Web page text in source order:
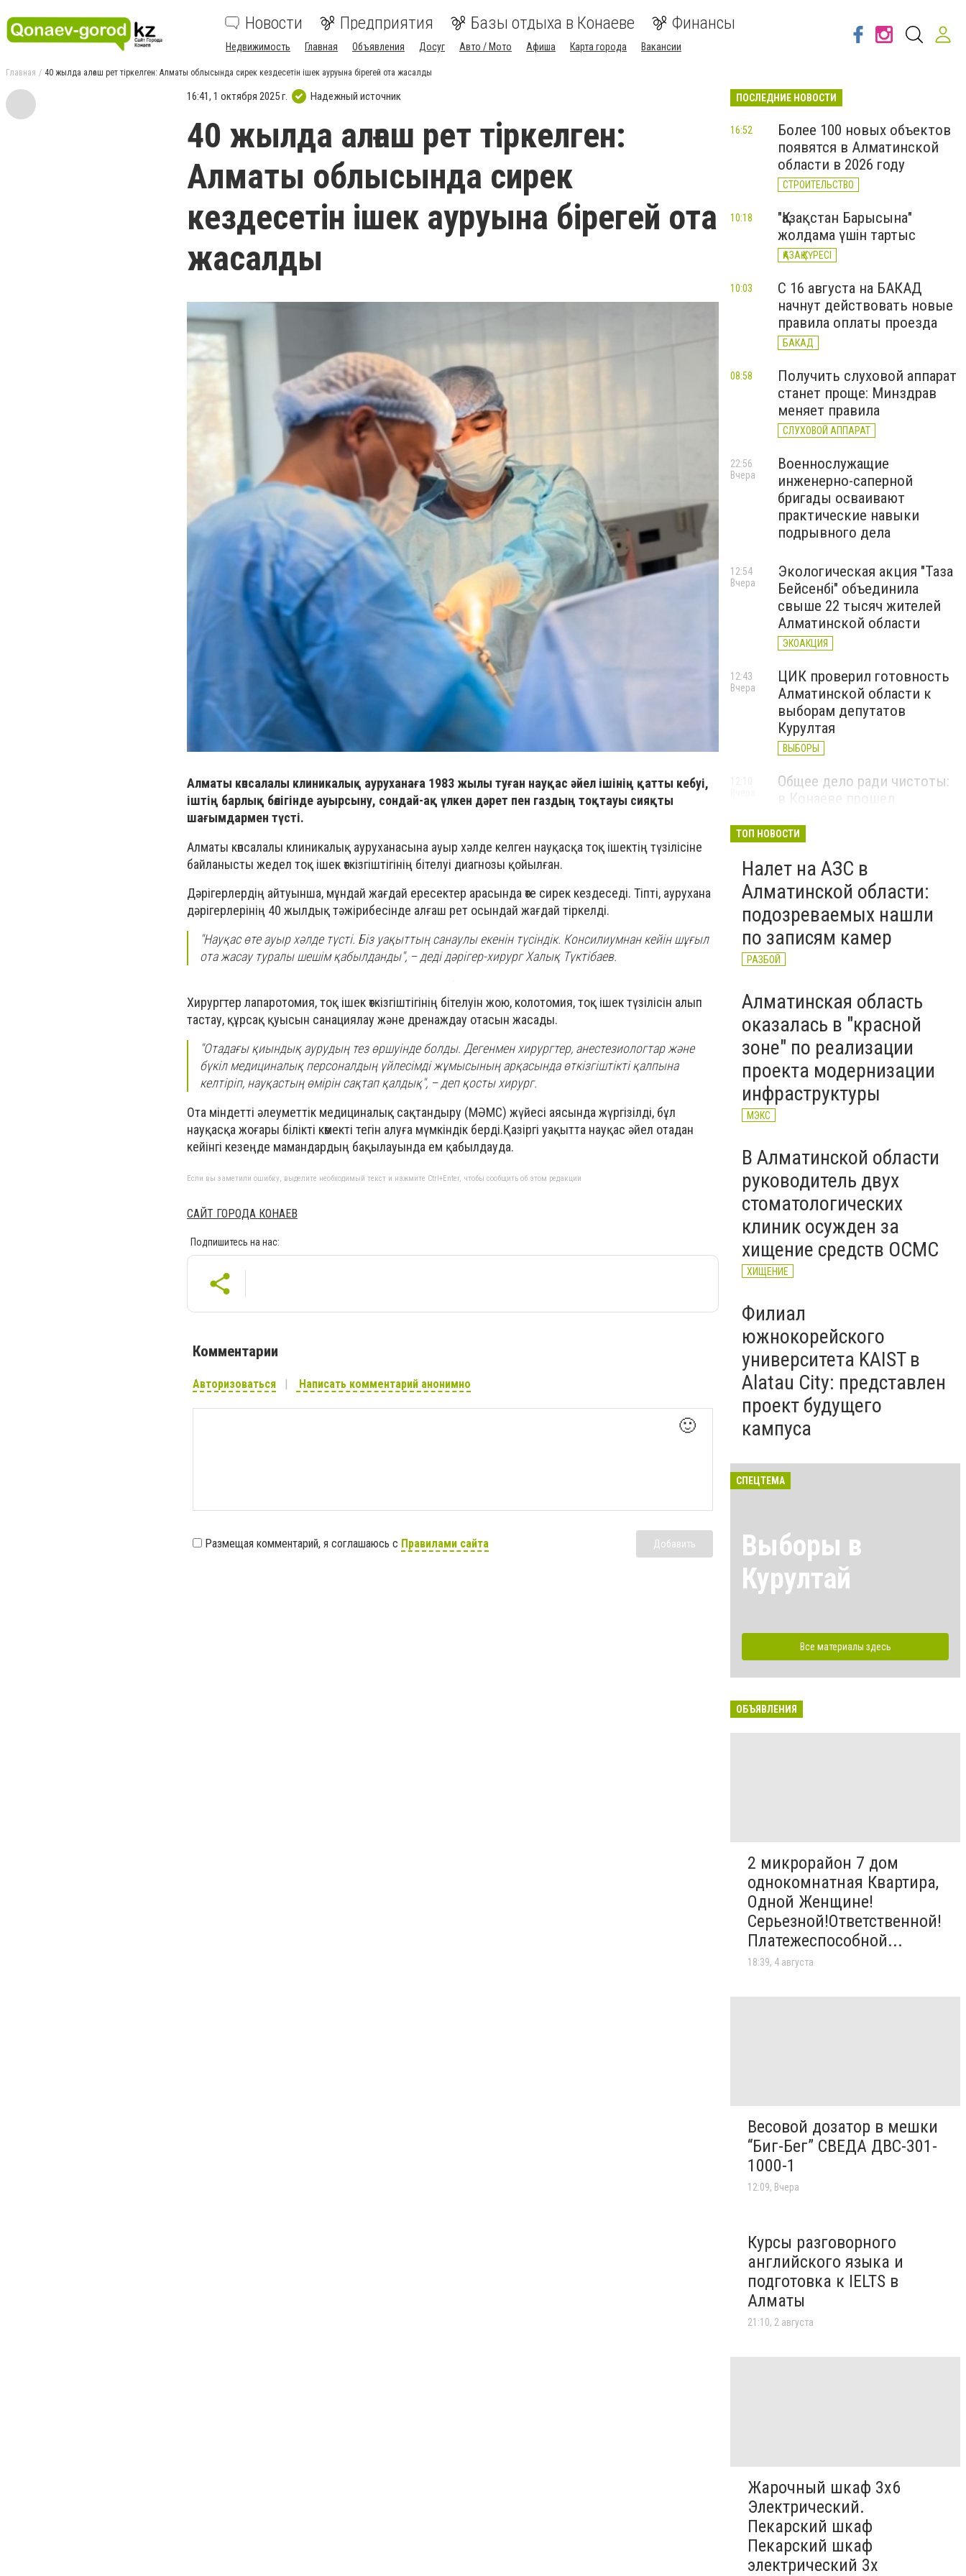
Новости Предприятия Базы отдыха в Конаеве Финансы
Недвижимость Главная Объявления Досуг Авто / Мото Афиша Карта города Вакансии
Главная 40 жылда алғаш рет тіркелген: Алматы облысында сирек кездесетін ішек ауруына бірегей ота жасалды
16:41, 1 октября 2025 г. Надежный источник
40 жылда алғаш рет тіркелген:
Алматы облысында сирек
кездесетін ішек ауруына бірегей ота
жасалды
Алматы көпсалалы клиникалық ауруханаға 1983 жылы туған науқас әйел ішінің қатты кебуі,
іштің барлық бөлігінде ауырсыну, сондай-ақ үлкен дәрет пен газдың тоқтауы сияқты
шағымдармен түсті.
Алматы көпсалалы клиникалық ауруханасына ауыр хәлде келген науқасқа тоқ ішектің түзілісіне
байланысты жедел тоқ ішек өткізгіштігінің бітелуі диагнозы қойылған.
Дәрігерлердің айтуынша, мұндай жағдай ересектер арасында өте сирек кездеседі. Тіпті, аурухана
дәрігерлерінің 40 жылдық тәжірибесінде алғаш рет осындай жағдай тіркелді.
"Науқас өте ауыр хәлде түсті. Біз уақыттың санаулы екенін түсіндік. Консилиумнан кейін шұғыл
ота жасау туралы шешім қабылданды", – деді дәрігер-хирург Халық Түктібаев.
Хирургтер лапаротомия, тоқ ішек өткізгіштігінің бітелуін жою, колотомия, тоқ ішек түзілісін алып
тастау, құрсақ қуысын санациялау және дренаждау отасын жасады.
"Отадағы қиындық аурудың тез өршуінде болды. Дегенмен хирургтер, анестезиологтар және
бүкіл медициналық персоналдың үйлесімді жұмысының арқасында өткізгіштікті қалпына
келтіріп, науқастың өмірін сақтап қалдық", – деп қосты хирург.
Ота міндетті әлеуметтік медициналық сақтандыру (МӘМС) жүйесі аясында жүргізілді, бұл
науқасқа жоғары білікті көмекті тегін алуға мүмкіндік берді.Қазіргі уақытта науқас әйел отадан
кейінгі кезеңде мамандардың бақылауында ем қабылдауда.
Если вы заметили ошибку, выделите необходимый текст и нажмите Ctrl+Enter, чтобы сообщить об этом редакции
САЙТ ГОРОДА КОНАЕВ
Подпишитесь на нас:
Комментарии
Авторизоваться Написать комментарий анонимно
🙂
Размещая комментарий, я соглашаюсь с Правилами сайта Добавить
ПОСЛЕДНИЕ НОВОСТИ
Более 100 новых объектов
появятся в Алматинской
области в 2026 году
СТРОИТЕЛЬСТВО
16:52
"Қазақстан Барысына"
жолдама үшін тартыс
ҚАЗАҚ КҮРЕСІ
10:18
С 16 августа на БАКАД
начнут действовать новые
правила оплаты проезда
БАКАД
10:03
Получить слуховой аппарат
станет проще: Минздрав
меняет правила
СЛУХОВОЙ АППАРАТ
08:58
Военнослужащие
инженерно-саперной
бригады осваивают
практические навыки
подрывного дела
22:56
Вчера
Экологическая акция "Таза
Бейсенбі" объединила
свыше 22 тысяч жителей
Алматинской области
ЭКОАКЦИЯ
12:54
Вчера
ЦИК проверил готовность
Алматинской области к
выборам депутатов
Курултая
ВЫБОРЫ
12:43
Вчера
Общее дело ради чистоты:
в Конаеве прошел
ЭКОАКЦИЯ
ТОП НОВОСТИ
Налет на АЗС в
Алматинской области:
подозреваемых нашли
по записям камер
РАЗБОЙ
Алматинская область
оказалась в "красной
зоне" по реализации
проекта модернизации
инфраструктуры
МЭКС
В Алматинской области
руководитель двух
стоматологических
клиник осужден за
хищение средств ОСМС
ХИЩЕНИЕ
Филиал
южнокорейского
университета KAIST в
Alatau City: представлен
проект будущего
кампуса
СПЕЦТЕМА
Выборы в
Курултай
Все материалы здесь
ОБЪЯВЛЕНИЯ
2 микрорайон 7 дом
однокомнатная Квартира,
Одной Женщине!
Серьезной!Ответственной!
Платежеспособной...
18:39, 4 августа
Весовой дозатор в мешки
“Биг-Бег” СВЕДА ДВС-301-
1000-1
12:09, Вчера
Курсы разговорного
английского языка и
подготовка к IELTS в
Алматы
21:10, 2 августа
Жарочный шкаф 3х6
Электрический.
Пекарский шкаф
Пекарский шкаф
электрический 3х